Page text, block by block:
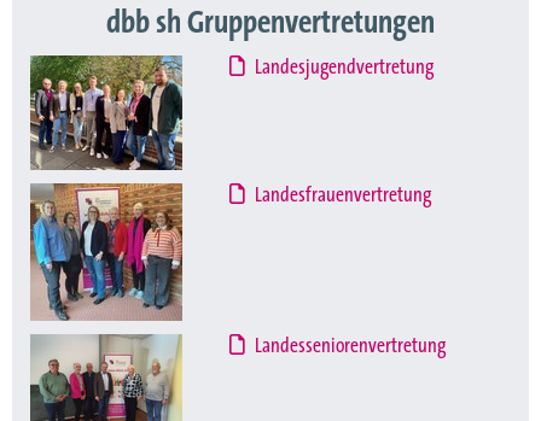
dbb sh Gruppenvertretungen
Landesjugendvertretung
Landesfrauenvertretung
Landesseniorenvertretung